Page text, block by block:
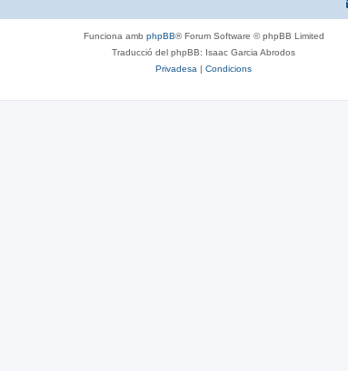
Funciona amb phpBB® Forum Software © phpBB Limited
Traducció del phpBB: Isaac Garcia Abrodos
Privadesa | Condicions